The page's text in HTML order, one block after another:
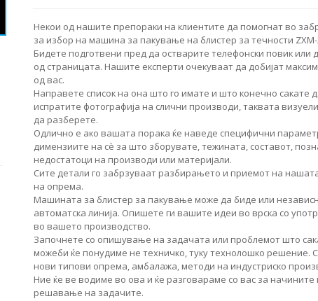
Некои од нашите препораки на клиентите да помогнат во
за избор на машина за пакување на блистер за течности ZXM-
Бидете подготвени пред да остварите телефонски повик или
од страницата. Нашите експерти очекуваат да добијат
од вас.
Направете список на она што го имате и што конечно сакате
испратите фотографија на слични производи, таквата
да разберете.
Одлично е ако вашата порака ќе наведе специфични
димензиите на сè за што зборувате, тежината, составот,
недостатоци на производи или материјали.
Сите детали го забрзуваат разбирањето и приемот на
на опрема.
Машината за блистер за пакување може да биде или
автоматска линија. Опишете ги вашите идеи во врска со
во вашето производство.
Започнете со опишување на задачата или проблемот што
можеби ќе понудиме не техничко, туку технолошко решение.
нови типови опрема, амбалажа, методи на индустриско
Ние ќе ве водиме во ова и ќе разговараме со вас за начините
решавање на задачите.